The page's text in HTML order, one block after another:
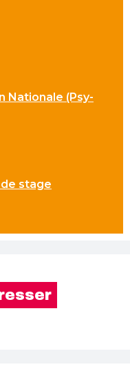
Nationale (Psy-
stage